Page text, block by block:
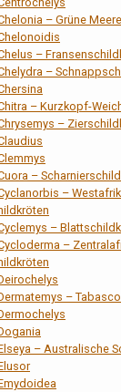
– Grüne
–
–
– Kurzkopf-
–
–
–
–
–
–
– Australische